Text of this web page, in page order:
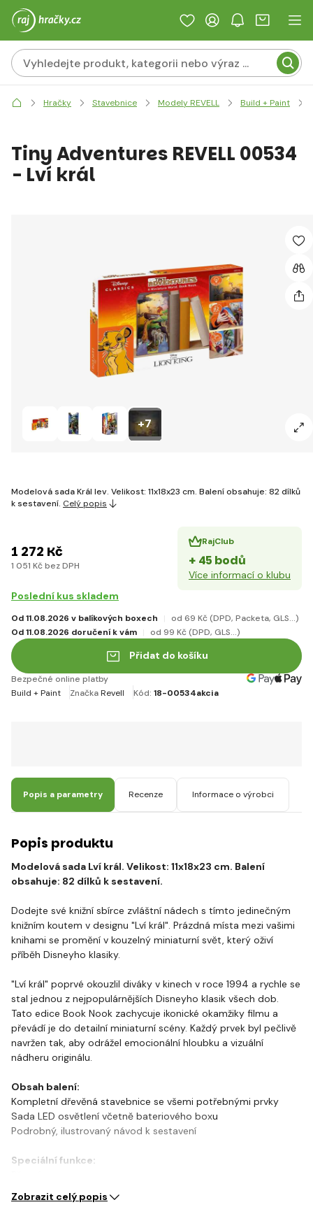
Hračky Stavebnice Modely REVELL Build + Paint
+7
Tiny Adventures REVELL 00534
- Lví král
Modelová sada Král lev. Velikost: 11x18x23 cm. Balení obsahuje: 82 dílků
k sestavení. Celý popis
1 272 Kč
1 051 Kč bez DPH
RajClub
+ 45 bodů
Více informací o klubu
Poslední kus skladem
Od 11.08.2026 v balíkových boxech od 69 Kč(DPD, Packeta, GLS...)
Od 11.08.2026 doručení k vám
od 99 Kč(DPD, GLS...)
Přidat do košíku
Bezpečné online platby
Build + Paint
ZnačkaRevell Kód: 18-00534akcia
Popis a parametry Recenze Informace o výrobci
Popis produktu
Modelová sada Lví král. Velikost: 11x18x23 cm. Balení
obsahuje: 82 dílků k sestavení.
Dodejte své knižní sbírce zvláštní nádech s tímto jedinečným
knižním koutem v designu "Lví král". Prázdná místa mezi vašimi
knihami se promění v kouzelný miniaturní svět, který oživí
příběh Disneyho klasiky.
"Lví král" poprvé okouzlil diváky v kinech v roce 1994 a rychle se
stal jednou z nejpopulárnějších Disneyho klasik všech dob.
Tato edice Book Nook zachycuje ikonické okamžiky filmu a
převádí je do detailní miniaturní scény. Každý prvek byl pečlivě
navržen tak, aby odrážel emocionální hloubku a vizuální
nádheru originálu.
Obsah balení:
Kompletní dřevěná stavebnice se všemi potřebnými prvky
Sada LED osvětlení včetně bateriového boxu
Podrobný, ilustrovaný návod k sestavení
Speciální funkce:
Zobrazit celý popis